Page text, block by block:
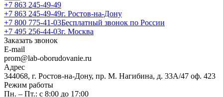
+7 863 245-49-49
+7 863 245-49-49г. Ростов-на-Дону
+7 800 775-41-03Бесплатный звонок по России
+7 495 256-44-03г. Москва
Заказать звонок
E-mail
prom@lab-oborudovanie.ru
Адрес
344068, г. Ростов-на-Дону, пр. М. Нагибина, д. 33А/47 оф. 423
Режим работы
Пн. – Пт.: с 8:00 до 17:00